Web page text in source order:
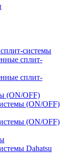
системы
сплит-
сплит-
(ON/OFF)
(ON/OFF)
(ON/OFF)
Dahatsu